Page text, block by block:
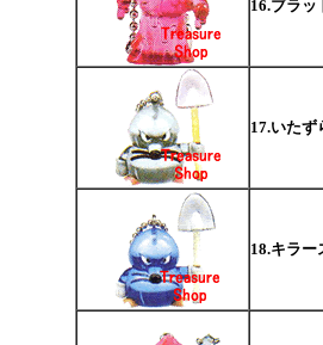
16.ブラッ
17.いたず
18.キラー